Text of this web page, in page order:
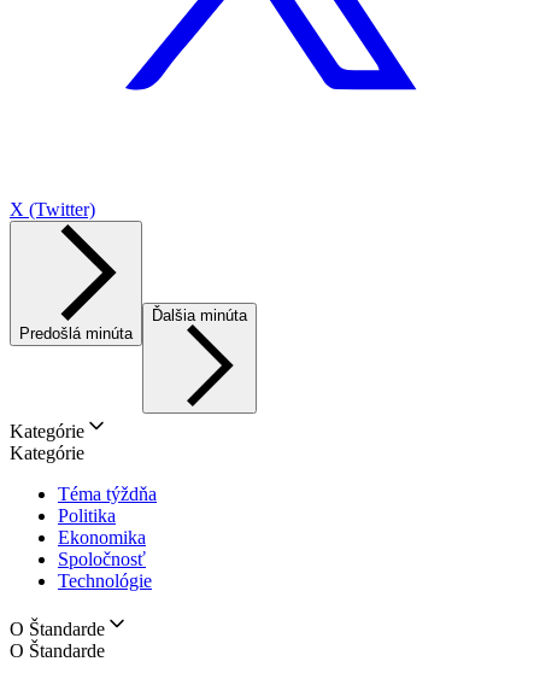
X (Twitter)
Predošlá minúta
Ďalšia minúta
Kategórie
Kategórie
Téma týždňa
Politika
Ekonomika
Spoločnosť
Technológie
O Štandarde
O Štandarde